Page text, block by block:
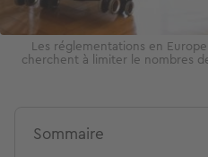
Les réglementations en
cherchent à limiter le nombres
Sommaire